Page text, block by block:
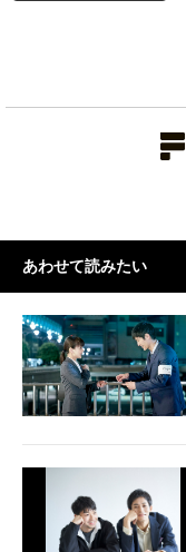
あわせて読みたい